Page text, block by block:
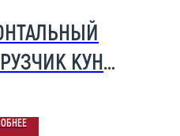
КУН